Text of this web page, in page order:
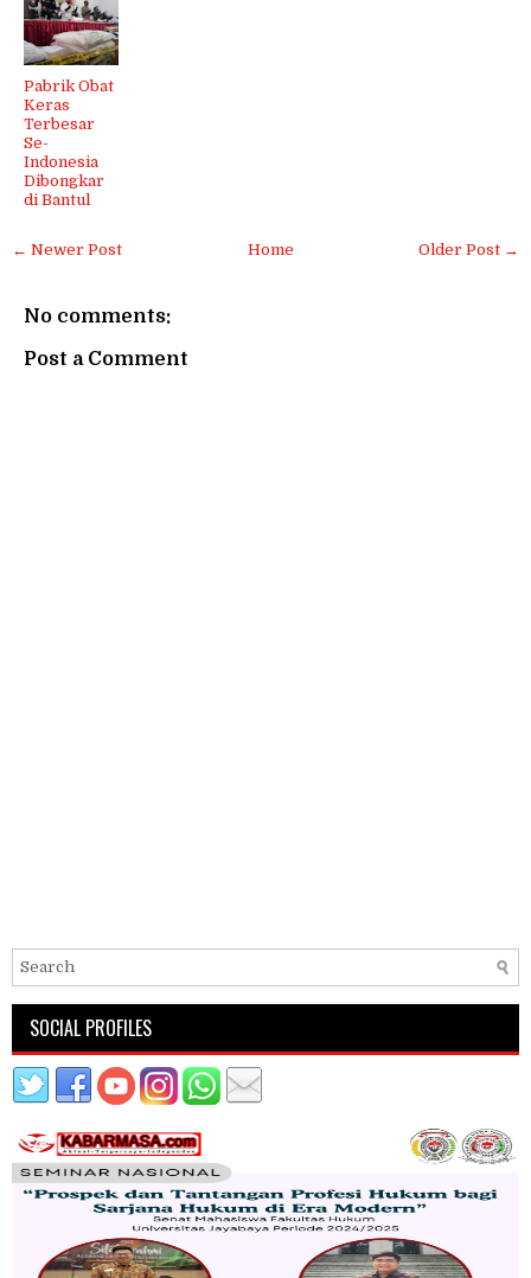
Pabrik Obat
Keras
Terbesar
Se-
Indonesia
Dibongkar
di Bantul
← Newer Post Older Post →
Home
No comments:
Post a Comment
SOCIAL PROFILES